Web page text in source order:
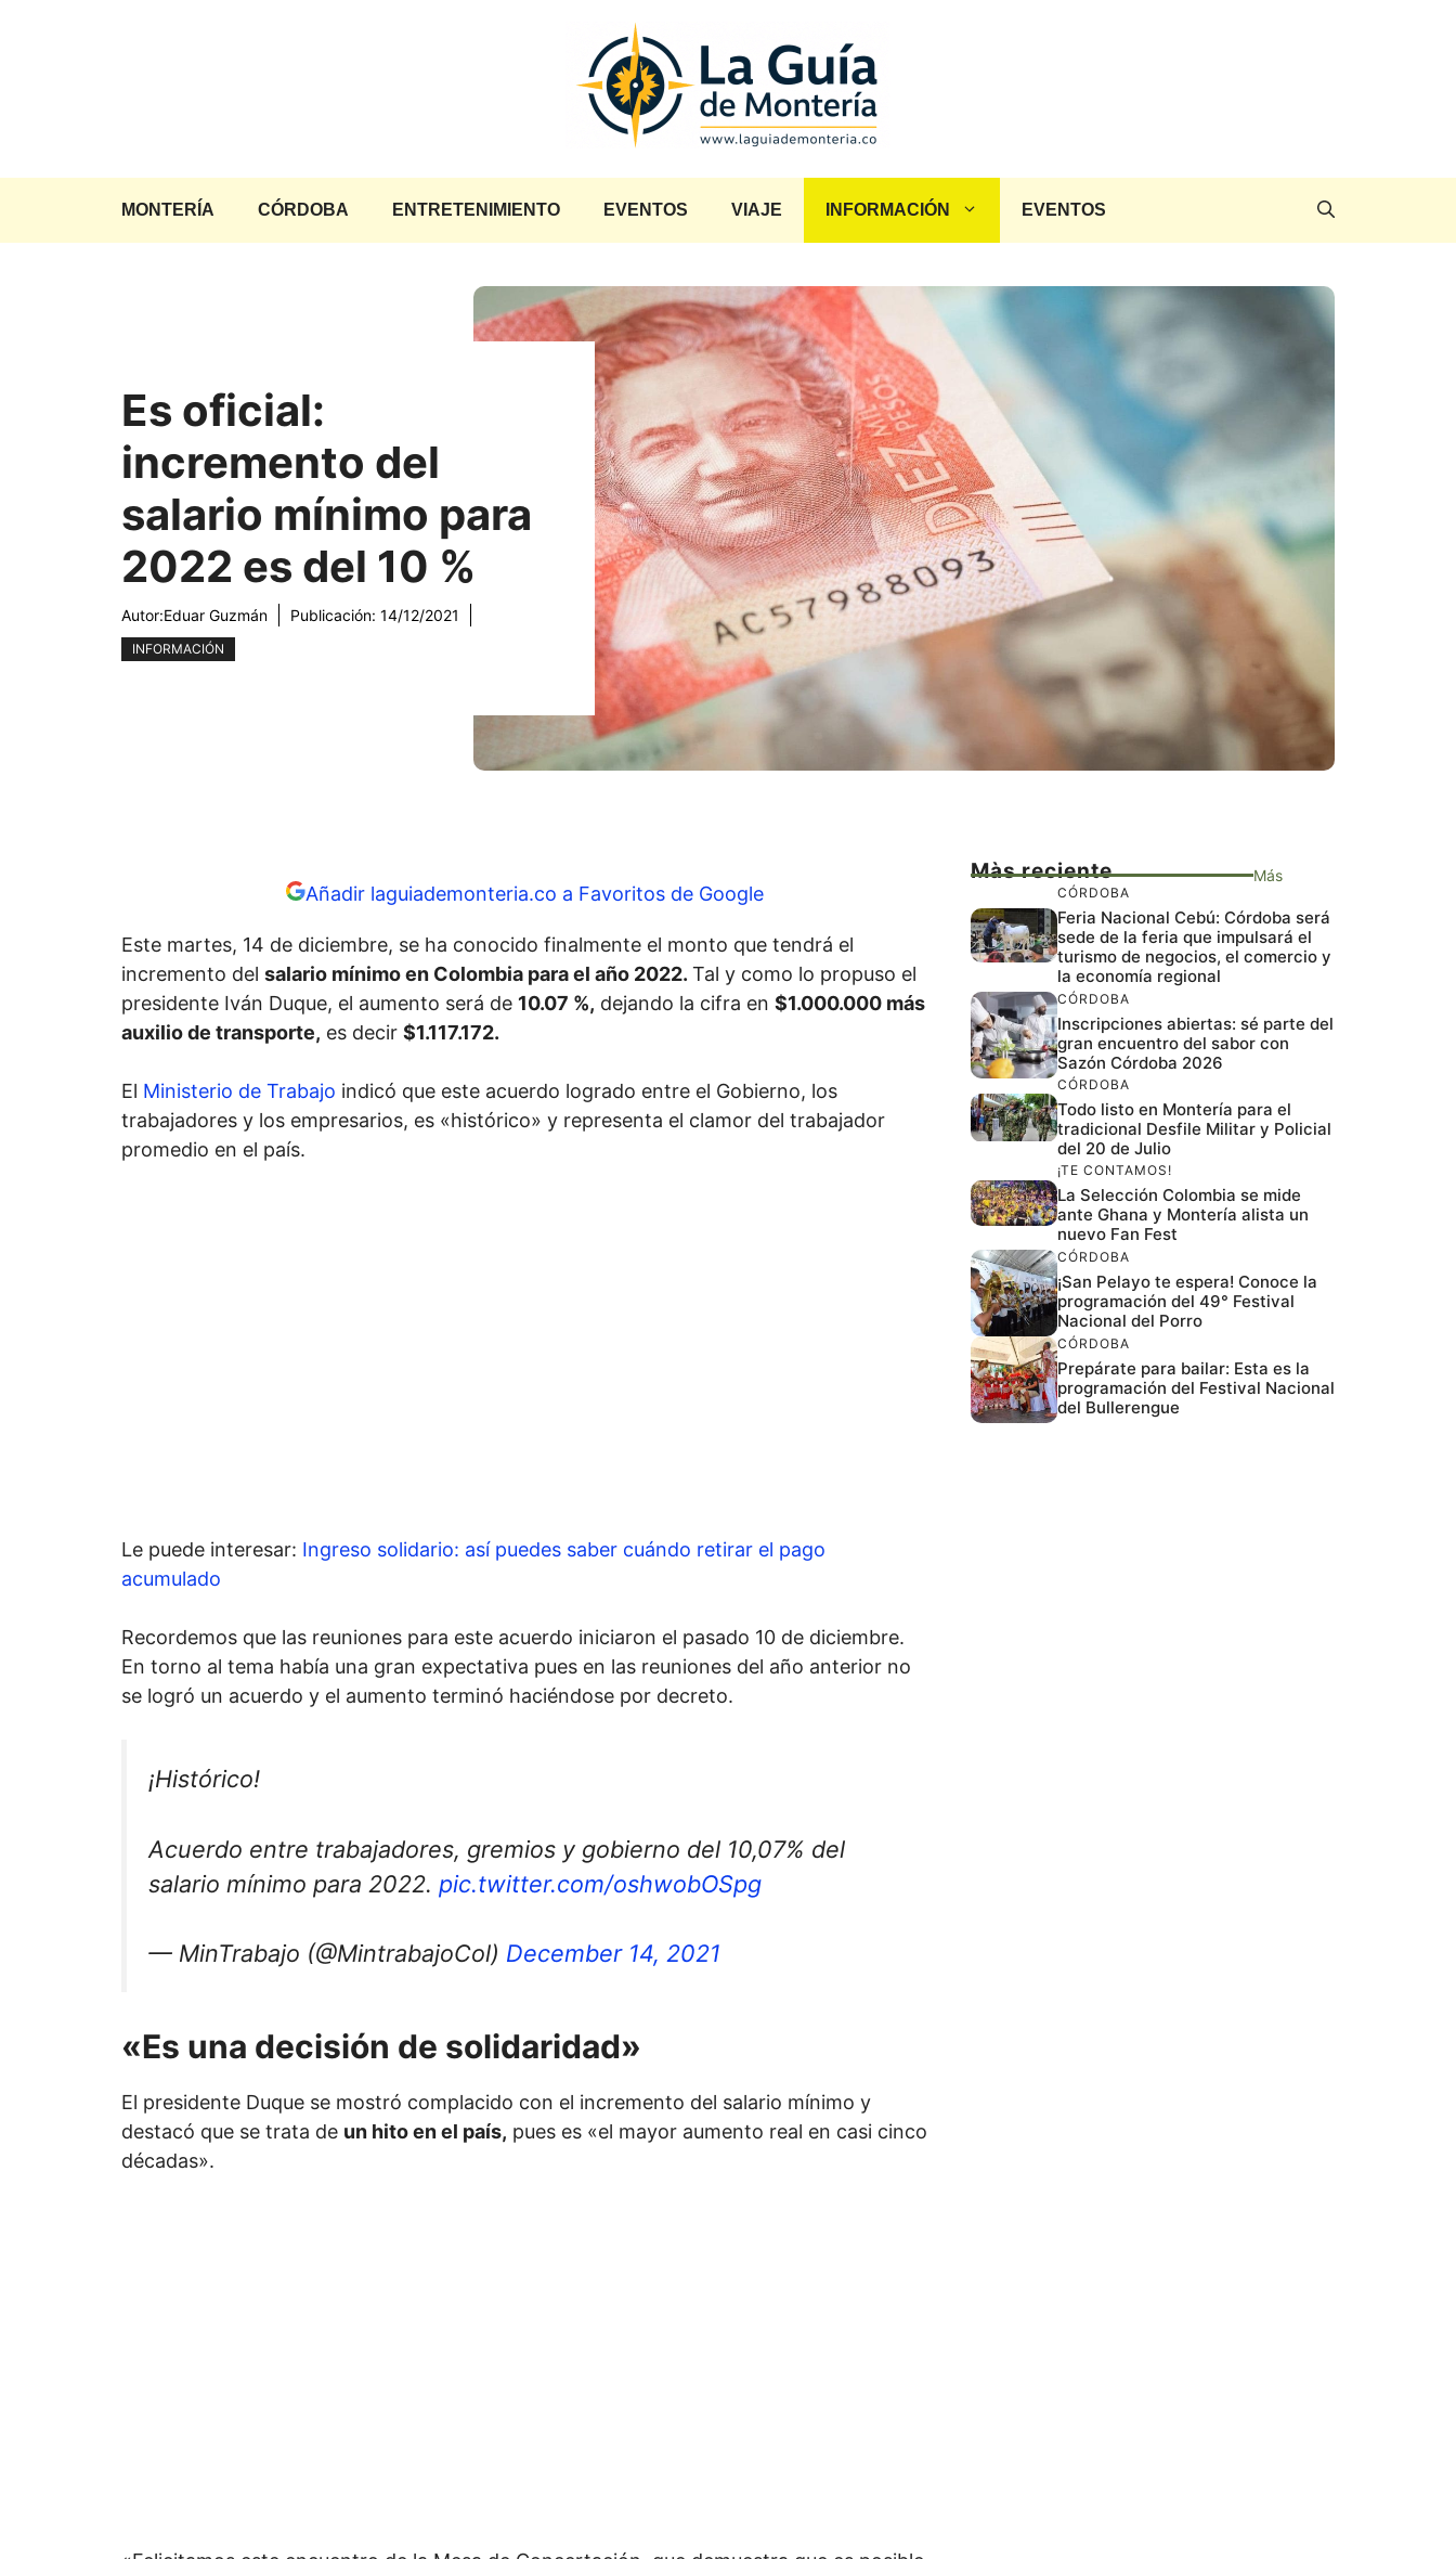
MONTERÍA CÓRDOBA ENTRETENIMIENTO EVENTOS VIAJE INFORMACIÓN EVENTOS
Es oficial:
incremento del
salario mínimo para
2022 es del 10 %
Autor:Eduar Guzmán Publicación: 14/12/2021
INFORMACIÓN
Añadir laguiademonteria.co a Favoritos de Google
Este martes, 14 de diciembre, se ha conocido finalmente el monto que tendrá el
incremento del salario mínimo en Colombia para el año 2022. Tal y como lo propuso el
presidente Iván Duque, el aumento será de 10.07 %, dejando la cifra en $1.000.000 más
auxilio de transporte, es decir $1.117.172.
El Ministerio de Trabajo indicó que este acuerdo logrado entre el Gobierno, los
trabajadores y los empresarios, es «histórico» y representa el clamor del trabajador
promedio en el país.
Le puede interesar: Ingreso solidario: así puedes saber cuándo retirar el pago
acumulado
Recordemos que las reuniones para este acuerdo iniciaron el pasado 10 de diciembre.
En torno al tema había una gran expectativa pues en las reuniones del año anterior no
se logró un acuerdo y el aumento terminó haciéndose por decreto.
¡Histórico!
Acuerdo entre trabajadores, gremios y gobierno del 10,07% del
salario mínimo para 2022. pic.twitter.com/oshwobOSpg
— MinTrabajo (@MintrabajoCol) December 14, 2021
«Es una decisión de solidaridad»
El presidente Duque se mostró complacido con el incremento del salario mínimo y
destacó que se trata de un hito en el país, pues es «el mayor aumento real en casi cinco
décadas».
Màs reciente Más
CÓRDOBA
Feria Nacional Cebú: Córdoba será
sede de la feria que impulsará el
turismo de negocios, el comercio y
la economía regional
CÓRDOBA
Inscripciones abiertas: sé parte del
gran encuentro del sabor con
Sazón Córdoba 2026
CÓRDOBA
Todo listo en Montería para el
tradicional Desfile Militar y Policial
del 20 de Julio
¡TE CONTAMOS!
La Selección Colombia se mide
ante Ghana y Montería alista un
nuevo Fan Fest
CÓRDOBA
¡San Pelayo te espera! Conoce la
programación del 49° Festival
Nacional del Porro
CÓRDOBA
Prepárate para bailar: Esta es la
programación del Festival Nacional
del Bullerengue